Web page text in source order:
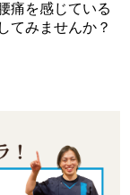
痛を感じている
てみませんか？